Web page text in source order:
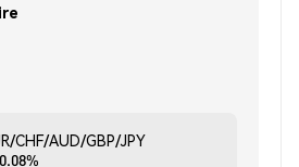
CHF/AUD/GBP/JPY
0.08%